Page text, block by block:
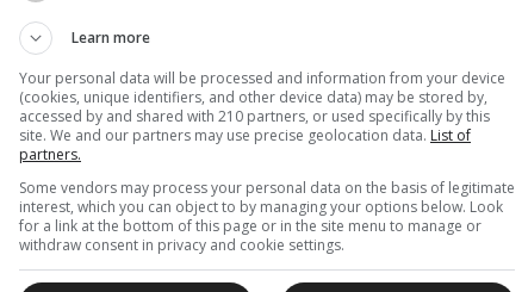
ωκε­α­νός, το ”σκεύ­ο­ς” όλων των σε­σω­σμέ­νων
δια­φο­ρά υπάρ­χει.
Learn more
Your personal data will be processed and information from your device
(cookies, unique identifiers, and other device data) may be stored by,
accessed by and shared with 210 partners, or used specifically by this
site. We and our partners may use precise geolocation data. List of
partners.
Some vendors may process your personal data on the basis of legitimate
interest, which you can object to by managing your options below. Look
for a link at the bottom of this page or in the site menu to manage or
withdraw consent in privacy and cookie settings.